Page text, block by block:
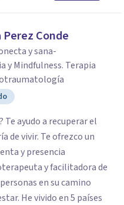
Perez Conde
y sana-
y Mindfulness. Terapia
Te ayudo a recuperar el
de vivir. Te ofrezco un
y presencia
en su camino
países